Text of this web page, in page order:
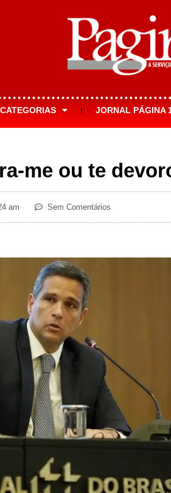
CATEGORIAS JORNAL PÁGINA
me ou te
am Sem Comentários